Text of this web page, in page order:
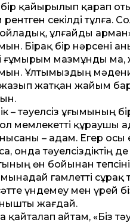
қайырылып қарап
рентген секілді тұлға.
ұлғайды
Бірақ бір нәрсені
ғұмырым маз­мұнды
Ұлты­мыздың
жатқан жайым
– тәуелсіз ұғымының
мемлекетті құ­рау­шы
нысаны – адам. Егер
онда тәуел­сіздік­тің
өн бойынан
гамлетті сұрақ
сәтте үндемеу мен үрей
жағдай.
қайталап айтам, «Біз